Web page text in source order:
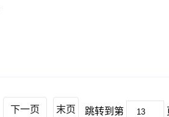
下一页 末页 跳转到第